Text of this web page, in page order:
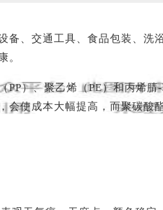
备、交通工具、食品包装、
。
PP）、聚乙烯（PE）和丙烯
会使成本大幅提高，而聚碳酸